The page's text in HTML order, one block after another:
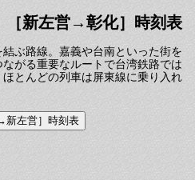
新左営→彰化］時刻表
ぶ路線。嘉義や台南といった街を
がる重要なルートで台湾鉄路では
とんどの列車は屏東線に乗り入れ